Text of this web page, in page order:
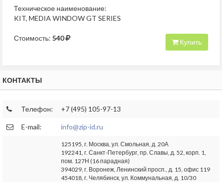
Техническое наименование:
KIT, MEDIA WINDOW GT SERIES
Стоимость: 540 Купить
КОНТАКТЫ
Телефон: +7 (495) 105-97-13
E-mail: info@zip-id.ru
125195, г. Москва, ул. Смольная, д. 20А
192241, г. Санкт-Петербург, пр. Славы, д. 52, корп. 1,
пом. 127Н (16 парадная)
394029, г. Воронеж, Ленинский просп., д. 15, офис 119
454018, г. Челябинск, ул. Коммунальная, д. 10/30